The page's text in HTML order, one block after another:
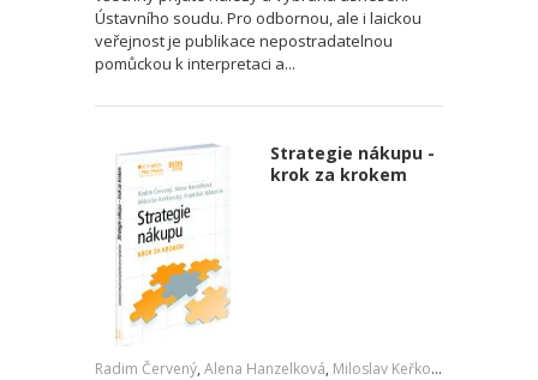
Ústavního soudu. Pro odbornou, ale i laickou
veřejnost je publikace nepostradatelnou
pomůckou k interpretaci a...
Strategie nákupu -
krok za krokem
Radim Červený, Alena Hanzelková, Miloslav Keřkovský